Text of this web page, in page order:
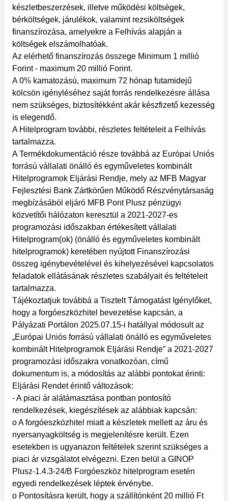
készletbeszerzések, illetve működési költségek,
bérköltségek, járulékok, valamint rezsiköltségek
finanszírozása, amelyekre a Felhívás alapján a
költségek elszámolhatóak.
Az elérhető finanszírozás összege Minimum 1 millió
Forint - maximum 20 millió Forint.
A 0% kamatozású, maximum 72 hónap futamidejű
kölcsön igényléséhez saját forrás rendelkezésre állása
nem szükséges, biztosítékként akár készfizető kezesség
is elegendő.
A Hitelprogram további, részletes feltételeit a Felhívás
tartalmazza.
A Termékdokumentáció része továbbá az Európai Uniós
forrású vállalati önálló és egyműveletes kombinált
Hitelprogramok Eljárási Rendje, mely az MFB Magyar
Fejlesztési Bank Zártkörűen Működő Részvénytársaság
megbízásából eljáró MFB Pont Plusz pénzügyi
közvetítői hálózaton keresztül a 2021-2027-es
programozási időszakban értékesített vállalati
Hitelprogram(ok) (önálló és egyműveletes kombinált
hitelprogramok) keretében nyújtott Finanszírozási
összeg igénybevételével és kihelyezésével kapcsolatos
feladatok ellátásának részletes szabályait és feltételeit
tartalmazza.
Tájékoztatjuk továbbá a Tisztelt Támogatást Igénylőket,
hogy a forgóeszközhitel bevezetése kapcsán, a
Pályázati Portálon 2025.07.15-i hatállyal módosult az
„Európai Uniós forrású vállalati önálló es egyműveletes
kombinált Hitelprogramok Eljárási Rendje” a 2021-2027
programozási időszakra vonatkozóan, című
dokumentum is, a módosítás az alábbi pontokat érinti:
Eljárási Rendet érintő változások:
- A piaci ár alátámasztása pontban pontosító
rendelkezések, kiegészítések az alábbiak kapcsán:
o A forgóeszközhitel miatt a készletek mellett az áru és
nyersanyagköltség is megjelenítésre került. Ezen
esetekben is ugyanazon feltételek szerint szükséges a
piaci ár vizsgálatot elvégezni. Ezen belül a GINOP
Plusz-1.4.3-24/B Forgóeszköz hitelprogram esetén
egyedi rendelkezések léptek érvénybe.
o Pontosításra került, hogy a szállítónként 20 millió Ft